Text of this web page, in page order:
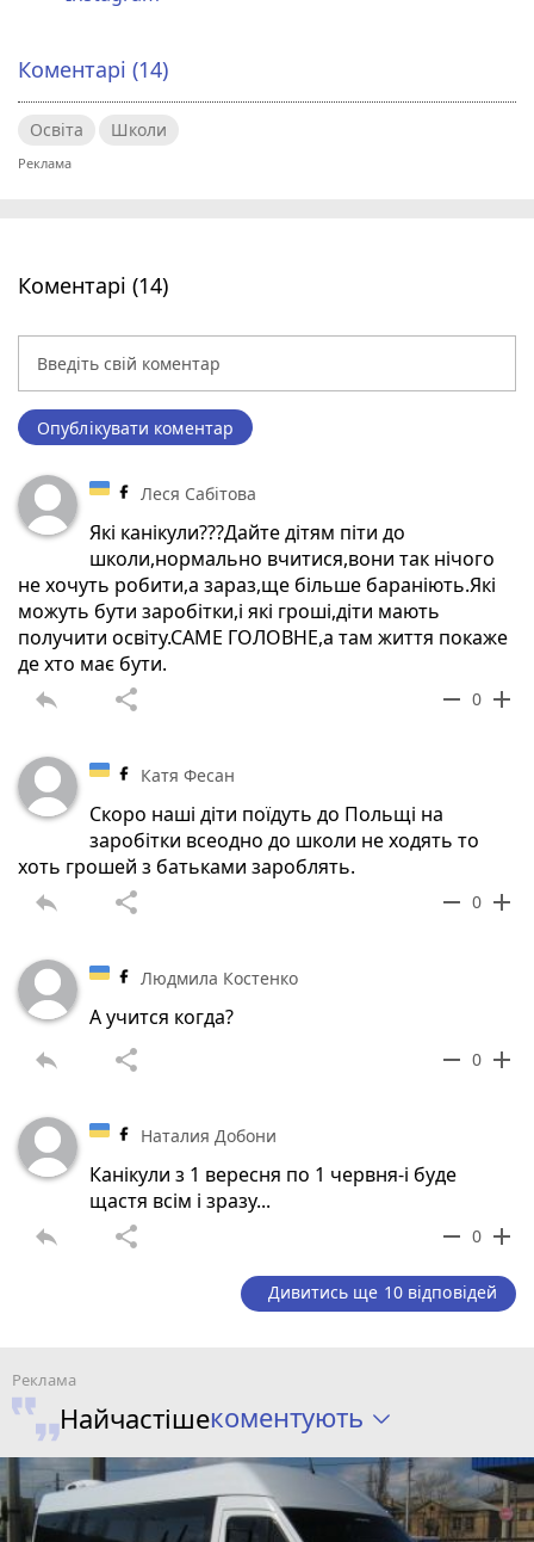
Коментарі (14)
Освіта Школи
Коментарі (14)
Опублікувати коментар
Леся Сабітова
Які канікули???Дайте дітям піти до
школи,нормально вчитися,вони так нічого
не хочуть робити,а зараз,ще більше бараніють.Які
можуть бути заробітки,і які гроші,діти мають
получити освіту.САМЕ ГОЛОВНЕ,а там життя покаже
де хто має бути.
reply share remove 0 add
Катя Фесан
Скоро наші діти поїдуть до Польщі на
заробітки всеодно до школи не ходять то
хоть грошей з батьками зароблять.
reply share remove 0 add
Людмила Костенко
А учится когда?
reply share remove 0 add
Наталия Добони
Канікули з 1 вересня по 1 червня-і буде
щастя всім і зразу...
reply share remove 0 add
Дивитись ще 10 відповідей
Найчастішекоментують